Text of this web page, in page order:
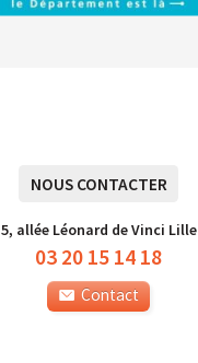
NOUS CONTACTER
5, allée Léonard de Vinci Lille
03 20 15 14 18
Contact